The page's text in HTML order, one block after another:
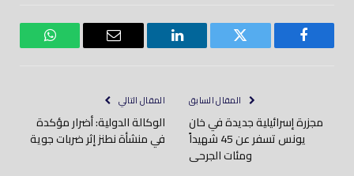
فيسبوك تويتر لينكدود
بريد
واتساب
المقال السابق
مجزرة إسرائيلية جديدة في خان
يونس تسفر عن 45 شهيداً
ومئات الجرحى
المقال التالي
الوكالة الدولية: أضرار مؤكدة
في منشأة نطنز إثر ضربات جوية